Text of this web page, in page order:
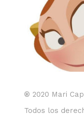
® 2020 Mari
Todos los